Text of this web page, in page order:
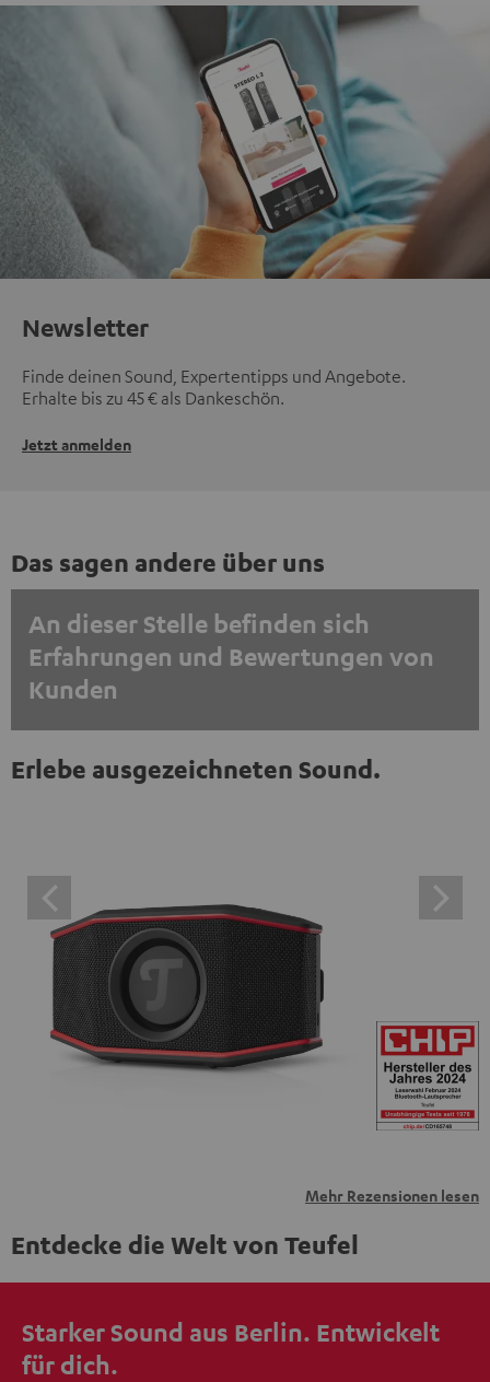
Newsletter
Finde deinen Sound, Expertentipps und Angebote.
Erhalte bis zu 45 € als Dankeschön.
Jetzt anmelden
Das sagen andere über uns
An dieser Stelle befinden sich
Erfahrungen und Bewertungen von
Kunden
EINMALIG ZUSTIMMEN UND ANZEIGEN
werden. Mit dem Anklicken des Inhalts wird zugestimmt,
dass externe Inhalte angezeigt werden. Dabei können
personenbezogene Daten an Drittplattformen
übermittelt werden.
Weitere Informationen sind in der
Datenschutzerklärung unter I zu finden
Erlebe ausgezeichneten Sound.
Mehr Rezensionen lesen
Entdecke die Welt von Teufel
Starker Sound aus Berlin. Entwickelt
für dich.